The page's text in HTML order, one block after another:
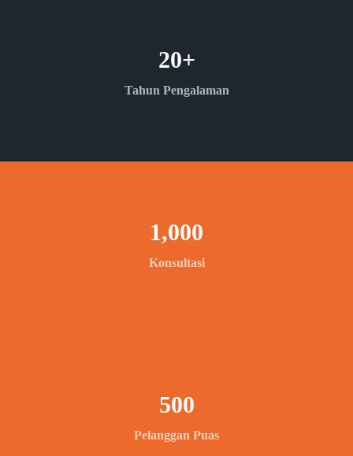
Tahun Pengalaman
20+
Konsultasi
1,000
Pelanggan Puas
500